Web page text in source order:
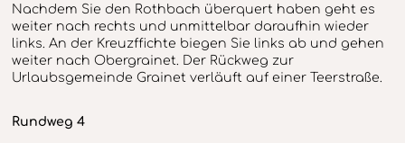
Nachdem Sie den Rothbach überquert haben geht es
weiter nach rechts und unmittelbar daraufhin wieder
links. An der Kreuzffichte biegen Sie links ab und gehen
weiter nach Obergrainet. Der Rückweg zur
Urlaubsgemeinde Grainet verläuft auf einer Teerstraße.
Rundweg 4